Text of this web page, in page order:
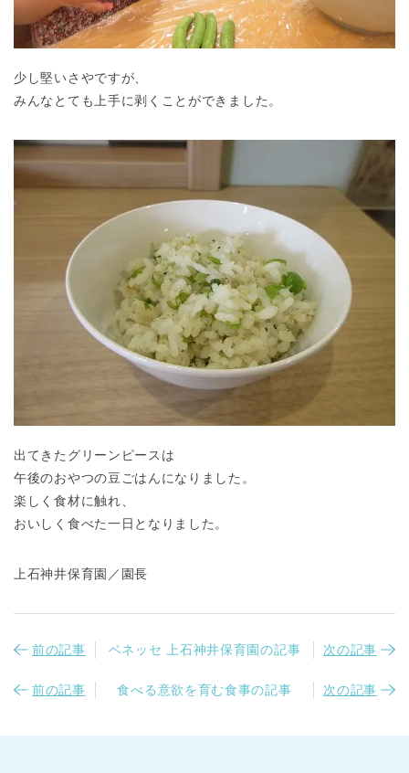
千葉県 千葉県 全域
埼玉県 埼玉県 全域
兵庫県 兵庫県 全域
少し堅いさやですが、
みんなとても上手に剥くことができました。
出てきたグリーンピースは
午後のおやつの豆ごはんになりました。
楽しく食材に触れ、
おいしく食べた一日となりました。
上石神井保育園／園長
前の記事 ベネッセ 上石神井保育園の記事 次の記事
前の記事 食べる意欲を育む食事の記事 次の記事